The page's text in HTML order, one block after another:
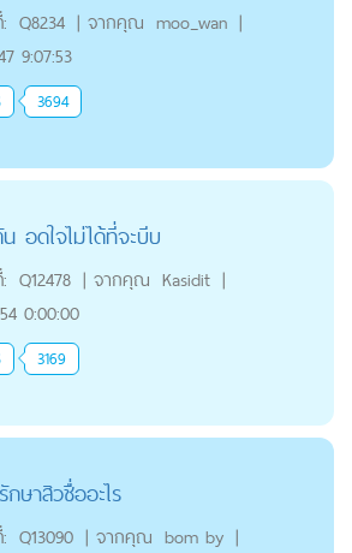
Q8234 | จากคุณ moo_wan |
9:07:53
3694
อดใจไม่ได้ที่จะบีบ
Q12478 | จากคุณ Kasidit |
0:00:00
3169
กษาสิวชื่ออะไร
Q13090 | จากคุณ bom by |